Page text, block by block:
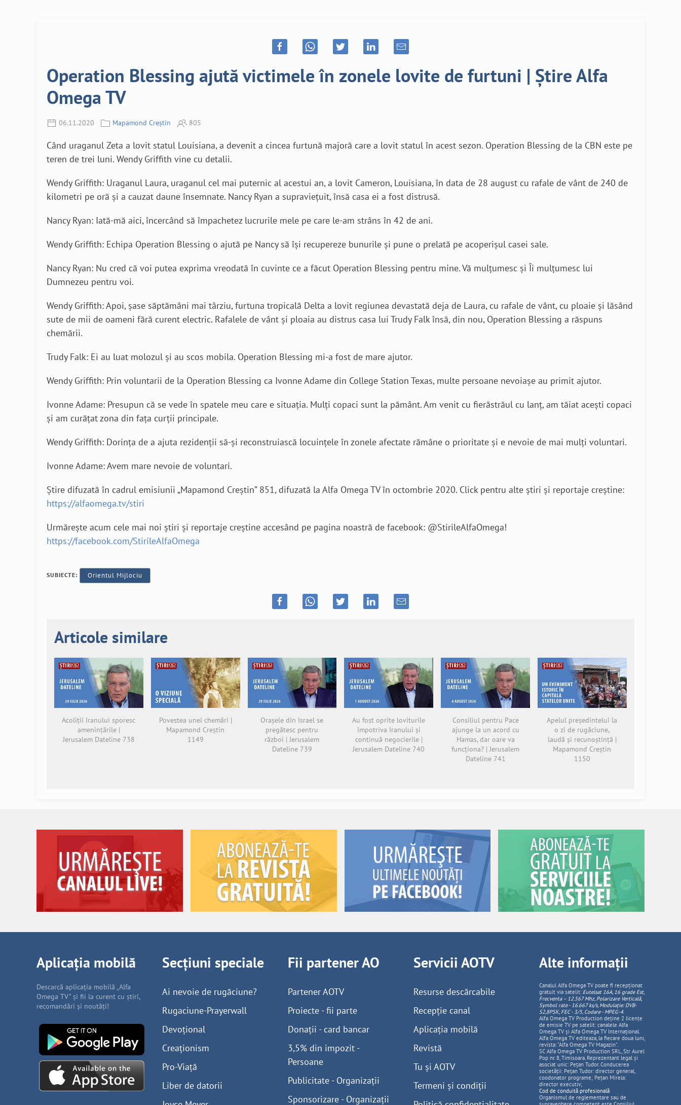
Operation Blessing ajută victimele în zonele lovite de furtuni | Știre Alfa
Omega TV
06.11.2020 Mapamond Creștin 805
Când uraganul Zeta a lovit statul Louisiana, a devenit a cincea furtună majoră care a lovit statul în acest sezon. Operation Blessing de la CBN este pe
teren de trei luni. Wendy Griffith vine cu detalii.
Wendy Griffith: Uraganul Laura, uraganul cel mai puternic al acestui an, a lovit Cameron, Louisiana, în data de 28 august cu rafale de vânt de 240 de
kilometri pe oră și a cauzat daune însemnate. Nancy Ryan a supraviețuit, însă casa ei a fost distrusă.
Nancy Ryan: Iată-mă aici, încercând să împachetez lucrurile mele pe care le-am strâns în 42 de ani.
Wendy Griffith: Echipa Operation Blessing o ajută pe Nancy să își recupereze bunurile și pune o prelată pe acoperișul casei sale.
Nancy Ryan: Nu cred că voi putea exprima vreodată în cuvinte ce a făcut Operation Blessing pentru mine. Vă mulțumesc și Îi mulțumesc lui
Dumnezeu pentru voi.
Wendy Griffith: Apoi, șase săptămâni mai târziu, furtuna tropicală Delta a lovit regiunea devastată deja de Laura, cu rafale de vânt, cu ploaie și lăsând
sute de mii de oameni fără curent electric. Rafalele de vânt și ploaia au distrus casa lui Trudy Falk însă, din nou, Operation Blessing a răspuns
chemării.
Trudy Falk: Ei au luat molozul și au scos mobila. Operation Blessing mi-a fost de mare ajutor.
Wendy Griffith: Prin voluntarii de la Operation Blessing ca Ivonne Adame din College Station Texas, multe persoane nevoiașe au primit ajutor.
Ivonne Adame: Presupun că se vede în spatele meu care e situația. Mulți copaci sunt la pământ. Am venit cu fierăstrăul cu lanț, am tăiat acești copaci
și am curățat zona din fața curții principale.
Wendy Griffith: Dorința de a ajuta rezidenții să-și reconstruiască locuințele în zonele afectate rămâne o prioritate și e nevoie de mai mulți voluntari.
Ivonne Adame: Avem mare nevoie de voluntari.
Știre difuzată în cadrul emisiunii „Mapamond Creștin” 851, difuzată la Alfa Omega TV în octombrie 2020. Click pentru alte știri și reportaje creștine:
https://alfaomega.tv/stiri
Urmărește acum cele mai noi știri și reportaje creștine accesând pe pagina noastră de facebook: @StirileAlfaOmega!
https://facebook.com/StirileAlfaOmega
SUBIECTE: Orientul Mijlociu
Articole similare
Acoliții Iranului sporesc
amenințările |
Jerusalem Dateline 738
Povestea unei chemări |
Mapamond Creștin
1149
Orașele din Israel se
pregătesc pentru
război | Jerusalem
Dateline 739
Au fost oprite loviturile
împotriva Iranului și
continuă negocierile |
Jerusalem Dateline 740
Consiliul pentru Pace
ajunge la un acord cu
Hamas, dar oare va
funcționa? | Jerusalem
Dateline 741
Apelul președintelui la
o zi de rugăciune,
laudă și recunoștință |
Mapamond Creștin
1150
Aplicația mobilă
Descarcă aplicația mobilă „Alfa
Omega TV” și fii la curent cu știri,
recomandări și noutăți!
Secțiuni speciale
Ai nevoie de rugăciune?
Rugaciune-Prayerwall
Devoțional
Creaționism
Pro-Viață
Liber de datorii
Fii partener AO
Partener AOTV
Proiecte - fii parte
Donații - card bancar
3,5% din impozit -
Persoane
Publicitate - Organizații
Sponsorizare - Organizații
Servicii AOTV
Resurse descărcabile
Recepție canal
Aplicația mobilă
Revistă
Tu și AOTV
Termeni și condiții
Alte informații
Canalul Alfa Omega TV poate fi recepționat
gratuit via satelit: Eutelsat 16A, 16 grade Est,
Frecventa – 12.567 Mhz, PolarizareVerticală,
Symbol rate - 16.667 ks/s, Modulație: DVB-
S2,8PSK, FEC - 3/5, Codare - MPEG-4.
Alfa Omega TV Production deține 2 licențe
de emisie TV pe satelit: canalele Alfa
Omega TV și Alfa Omega TV Internațional.
Alfa Omega TV editeaza, la fiecare doua luni,
revista: "Alfa Omega TV Magazin".
SC Alfa Omega TV Production SRL, Str Aurel
Pop nr. 8, Timisoara. Reprezentant legal și
asociat unic: Pețan Tudor. Conducerea
societății: Pețan Tudor: director general,
coodonator programe; Pețan Mirela:
director executiv;
Cod de conduită profesională
Organismul de reglementare sau de